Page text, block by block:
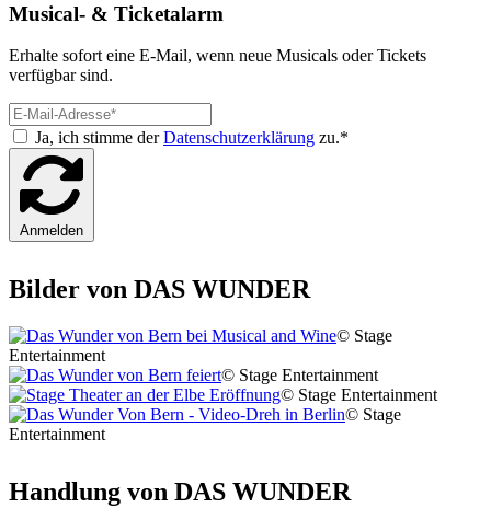
Musical- & Ticketalarm
Erhalte sofort eine E-Mail, wenn neue Musicals oder Tickets
verfügbar sind.
Ja, ich stimme derDatenschutzerklärung zu.*
Anmelden
Bilder von DAS WUNDER
© Stage
Entertainment
© Stage Entertainment
© Stage Entertainment
© Stage
Entertainment
Handlung von DAS WUNDER